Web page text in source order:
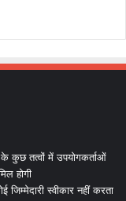
कुछ तत्वों में उपयोगकर्ताओं
होगी
स्वीकार नहीं करता